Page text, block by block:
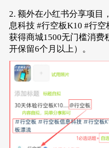
2. 额外在小红书分享项目
息科技 #行空板K10 #行
获得商城1500无门槛消费
开保留6个月以上）。